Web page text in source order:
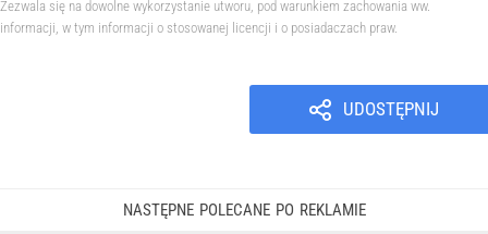
Zezwala się na dowolne wykorzystanie utworu, pod warunkiem zachowania ww.
informacji, w tym informacji o stosowanej licencji i o posiadaczach praw.
UDOSTĘPNIJ